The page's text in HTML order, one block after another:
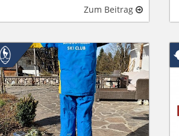
Zum Beitrag